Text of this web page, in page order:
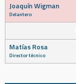
Joaquín Wigman
Delantero
Matías Rosa
Director técnico